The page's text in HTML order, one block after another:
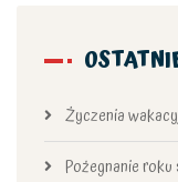
Życzenia
Pożegnanie